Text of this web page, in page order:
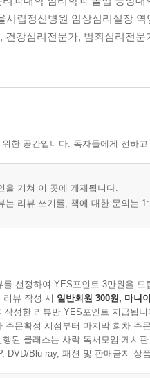
시립정신병원 임상심리실장
건강심리전문가, 범죄심리전
한 공간입니다. 독자들에게 전하
을 거쳐 이 곳에 게재됩니다.
는 리뷰 쓰기를, 책에 대한 문의는
를 선정하여 YES포인트 3만원을 드
리뷰 작성 시 일반회원 300원, 마니
작성한 리뷰만 YES포인트 지급됩니
주문확정 시점부터 마지막 회차 주
된 클래스는 사락 독서모임 게시
DVD/Blu-ray, 패션 및 판매금지 상